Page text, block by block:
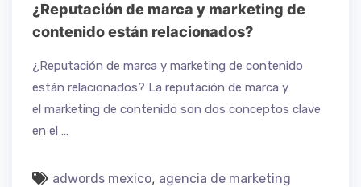
¿Reputación de marca y marketing de
contenido están relacionados?
¿Reputación de marca y marketing de contenido
están relacionados? La reputación de marca y
el marketing de contenido son dos conceptos clave
en el …
adwords mexico, agencia de marketing